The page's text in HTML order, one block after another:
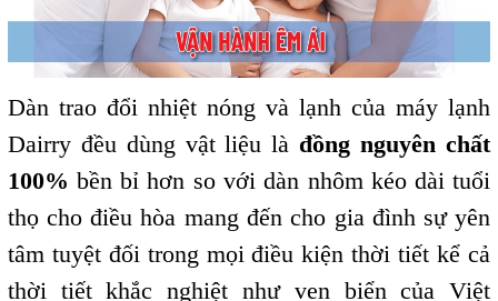
Dàn trao đổi nhiệt nóng và lạnh của máy lạnh
Dairry đều dùng vật liệu là đồng nguyên chất
100% bền bỉ hơn so với dàn nhôm kéo dài tuổi
thọ cho điều hòa mang đến cho gia đình sự yên
tâm tuyệt đối trong mọi điều kiện thời tiết kể cả
thời tiết khắc nghiệt như ven biển của Việt